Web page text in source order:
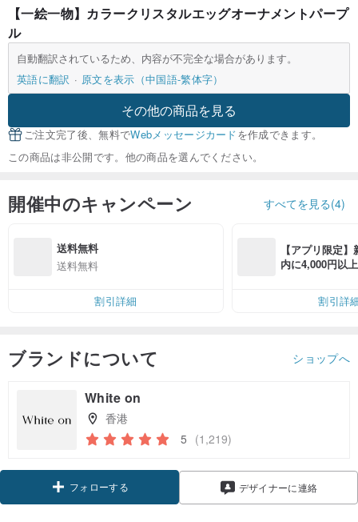
【一絵一物】カラークリスタルエッグオーナメントパープ
ル
自動翻訳されているため、内容が不完全な場合があります。
英語に翻訳
原文を表示（中国語-繁体字）
その他の商品を見る
ご注文完了後、無料でWebメッセージカードを作成できます。
この商品は非公開です。他の商品を選んでください。
開催中のキャンペーン すべてを見る(4)
送料無料
送料無料
割引詳細
【アプリ限定
内に4,000円以
割引詳
ブランドについて ショップへ
White on
香港
5 (1,219)
フォローする デザイナーに連絡